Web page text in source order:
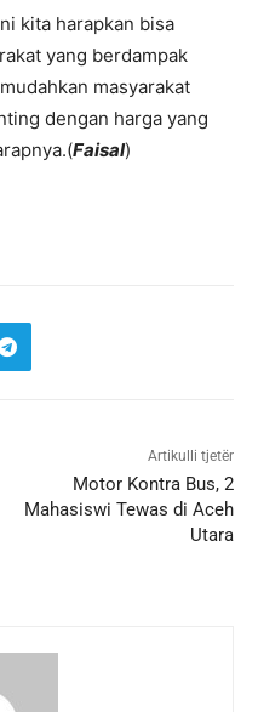
kita harapkan bisa
yang berdampak
masyarakat
dengan harga yang
Faisal)
Artikulli tjetër
Motor Kontra Bus, 2
Mahasiswi Tewas di Aceh
Utara